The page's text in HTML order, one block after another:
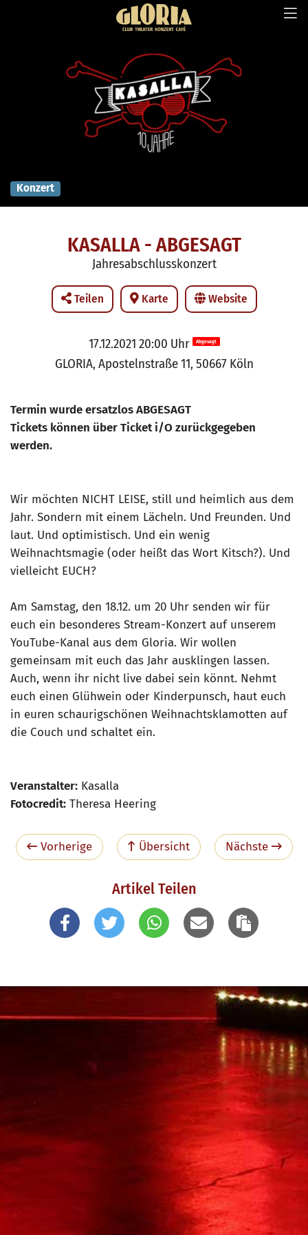
Konzert
KASALLA - ABGESAGT
Jahresabschlusskonzert
Teilen Karte Website
17.12.2021 20:00 Uhr Abgesagt
GLORIA, Apostelnstraße 11, 50667 Köln
Termin wurde ersatzlos ABGESAGT
Tickets können über Ticket i/O zurückgegeben
werden.
Wir möchten NICHT LEISE, still und heimlich aus dem
Jahr. Sondern mit einem Lächeln. Und Freunden. Und
laut. Und optimistisch. Und ein wenig
Weihnachtsmagie (oder heißt das Wort Kitsch?). Und
vielleicht EUCH?
Am Samstag, den 18.12. um 20 Uhr senden wir für
euch ein besonderes Stream-Konzert auf unserem
YouTube-Kanal aus dem Gloria. Wir wollen
gemeinsam mit euch das Jahr ausklingen lassen.
Auch, wenn ihr nicht live dabei sein könnt. Nehmt
euch einen Glühwein oder Kinderpunsch, haut euch
in euren schaurigschönen Weihnachtsklamotten auf
die Couch und schaltet ein.
Veranstalter: Kasalla
Fotocredit: Theresa Heering
Vorherige Übersicht Nächste
Artikel Teilen